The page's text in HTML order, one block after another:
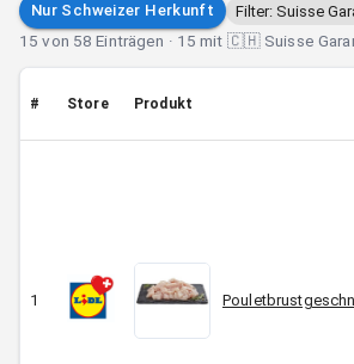
Nur Schweizer Herkunft Filter: Suisse
15 von 58 Einträgen · 15 mit 🇨🇭 Suisse
# Store Produkt
1